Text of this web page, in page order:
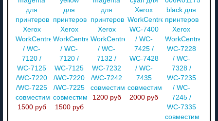
для
принтеров
Xerox
WorkCentre
/ WC-
7120 /
WC-7125
/WC-7220
/WC-7225
совместимый
1500 руб
для
принтеров
Xerox
WorkCentre
/ WC-
7120 /
WC-7125
/WC-7220
/WC-7225
совместимый
1500 руб
для
принтеров
Xerox
WorkCentre
/ WC-
7132 /
WC-7232
/WC-7242
совместимый
1200 руб
Xerox
WorkCentre
WC-7400
/ WC-
7425 /
WC-7428
/ WC-
7435
совместимый
2000 руб
black для
принтеров
Xerox
WorkCentre
WC-7228
/ WC-
7328 /
WC-7235
/ WC-
7245 /
WC-7335
совместимый